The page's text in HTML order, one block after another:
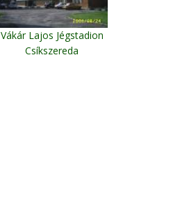
Vákár Lajos Jégstadion
Csíkszereda